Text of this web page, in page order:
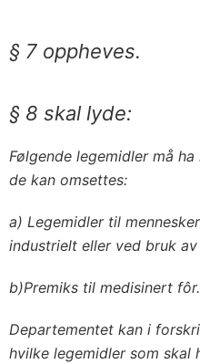
§ 7 oppheves.
§ 8 skal lyde:
Følgende legemidler må
de kan omsettes:
a) Legemidler til
industrielt eller ved bruk
b)Premiks til medisinert fôr.
Departementet kan i
hvilke legemidler som skal